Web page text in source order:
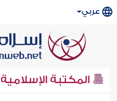
عربي
المكتبة الإسلامية